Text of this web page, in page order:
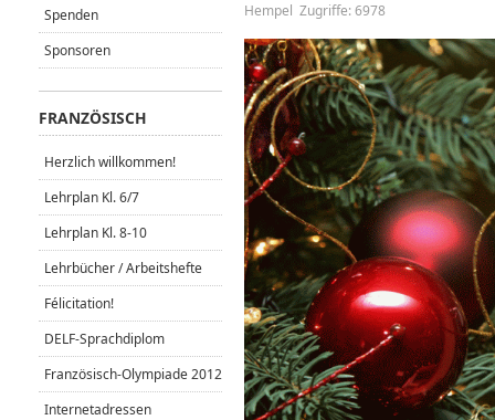
Hempel Zugriffe: 6978
Spenden
Sponsoren
FRANZÖSISCH
Herzlich willkommen!
Lehrplan Kl. 6/7
Lehrplan Kl. 8-10
Lehrbücher / Arbeitshefte
Félicitation!
DELF-Sprachdiplom
Französisch-Olympiade 2012
Internetadressen